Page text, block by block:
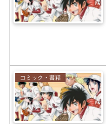
コミック・書籍